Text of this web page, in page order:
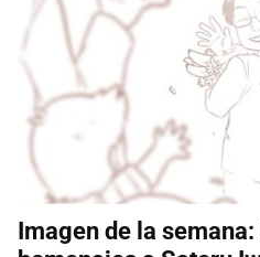
Imagen de la